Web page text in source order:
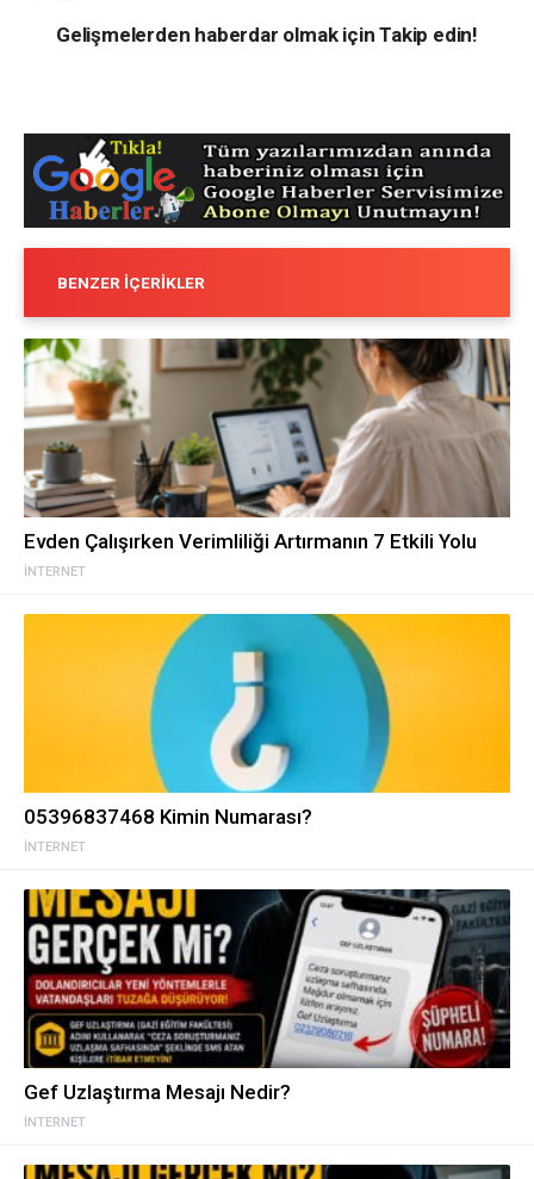
Gelişmelerden haberdar olmak için Takip edin!
BENZER İÇERIKLER
İNTERNET
Evden Çalışırken Verimliliği Artırmanın 7 Etkili Yolu
İNTERNET
05396837468 Kimin Numarası?
İNTERNET
Gef Uzlaştırma Mesajı Nedir?